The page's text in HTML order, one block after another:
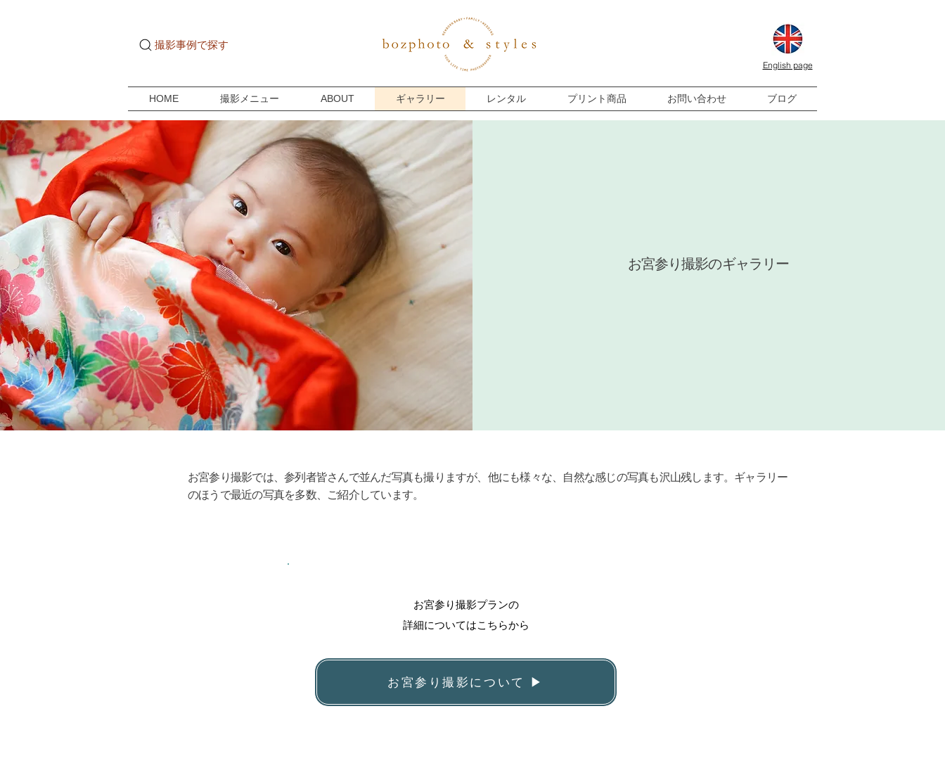
撮影事例で探す
English page
HOME 撮影メニュー ABOUT ギャラリー レンタル プリント商品 お問い合わせ ブログ
お宮参り撮影のギャラリー
お宮参り撮影では、参列者皆さんで並んだ写真も撮りますが、他にも様々な、自然な感じの写真も沢山残します。ギャラリー
のほうで最近の写真を多数、ご紹介しています。
お宮参り撮影プランの
​詳細についてはこちらから
お宮参り撮影について ▶